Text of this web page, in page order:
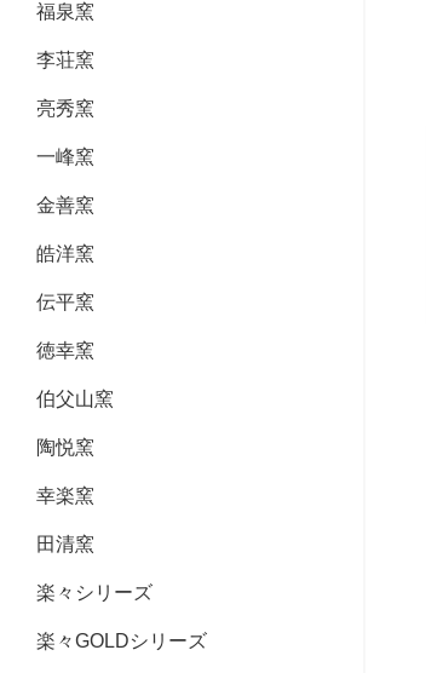
福泉窯
李荘窯
亮秀窯
一峰窯
金善窯
皓洋窯
伝平窯
徳幸窯
伯父山窯
陶悦窯
幸楽窯
田清窯
楽々シリーズ
楽々GOLDシリーズ